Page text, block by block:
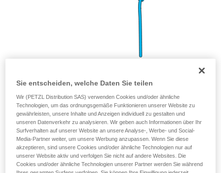
Hasenohrenknoten(zur Lastverteilung der Anschlagpunkte)
Sie entscheiden, welche Daten Sie teilen
Wir (PETZL Distribution SAS) verwenden Cookies und/oder ähnliche
Technologien, um das ordnungsgemäße Funktionieren unserer Website zu
gewährleisten, unsere Inhalte und Anzeigen individuell zu gestalten und
unseren Datenverkehr zu analysieren. Wir geben auch Informationen über Ihr
Surfverhalten auf unserer Website an unsere Analyse-, Werbe- und Social-
Media-Partner weiter, um unsere Werbung anzupassen. Wenn Sie diese
akzeptieren, sind unsere Cookies und/oder ähnliche Technologien nur auf
unserer Website aktiv und verfolgen Sie nicht auf andere Websites. Die
Cookies und/oder ähnliche Technologien unserer Partner werden Sie während